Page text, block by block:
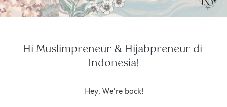
Hi Muslimpreneur & Hijabpreneur di
Indonesia!
Hey, We're back!